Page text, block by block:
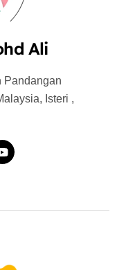
Ali
Pandangan
Isteri ,